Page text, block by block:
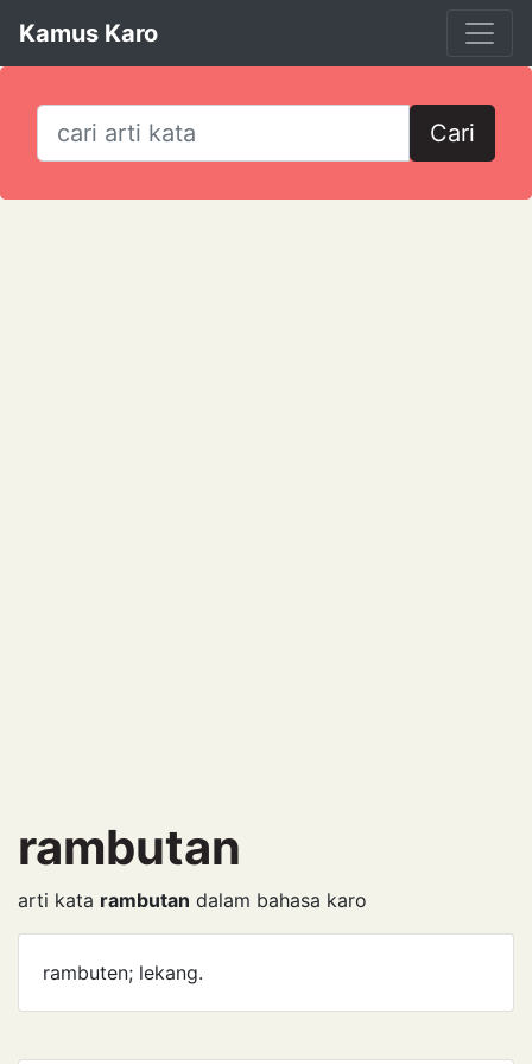
Kamus Karo
Cari
rambutan
arti kata rambutan dalam bahasa karo
rambuten; lekang.